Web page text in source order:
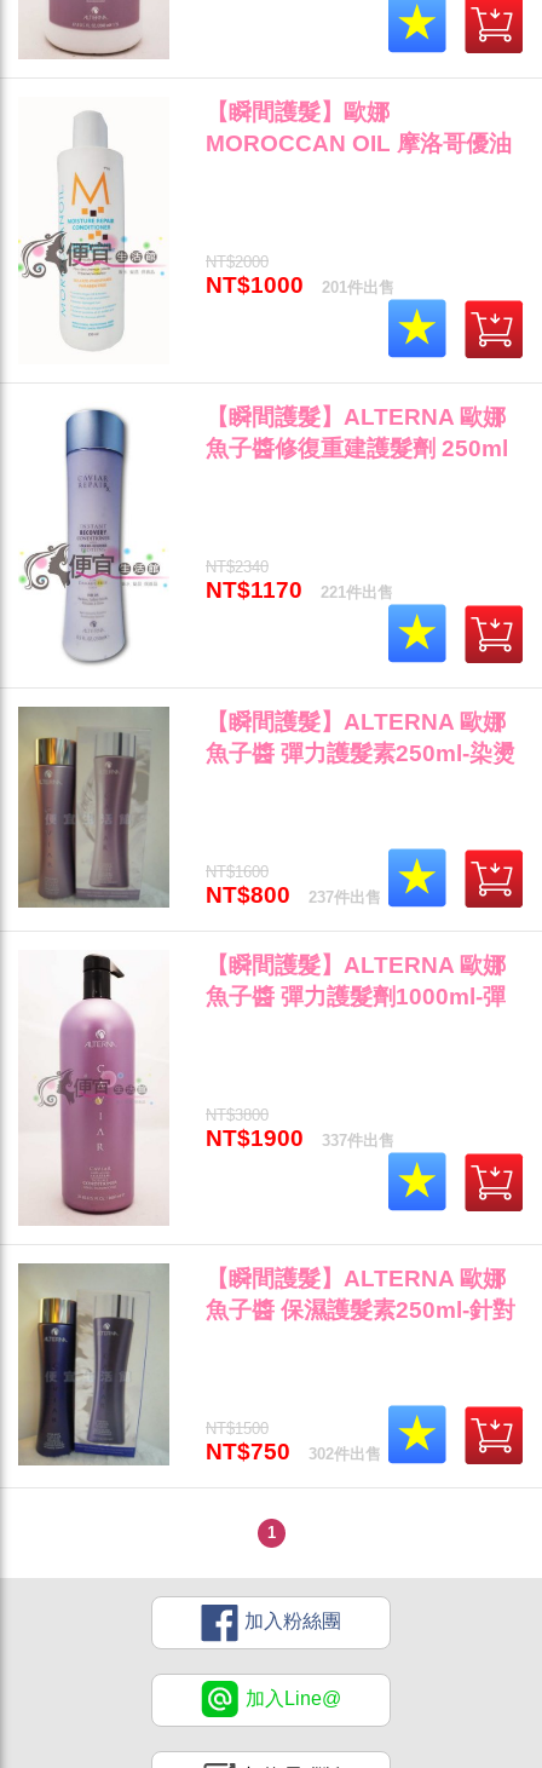
【瞬間護髮】歐娜
MOROCCAN OIL 摩洛哥優油
NT$2000
NT$1000 201件出售
【瞬間護髮】ALTERNA 歐娜
魚子醬修復重建護髮劑 250ml
NT$2340
NT$1170 221件出售
【瞬間護髮】ALTERNA 歐娜
魚子醬 彈力護髮素250ml-染燙
NT$1600
NT$800 237件出售
【瞬間護髮】ALTERNA 歐娜
魚子醬 彈力護髮劑1000ml-彈
NT$3800
NT$1900 337件出售
【瞬間護髮】ALTERNA 歐娜
魚子醬 保濕護髮素250ml-針對
NT$1500
NT$750 302件出售
1
加入粉絲團
加入Line@